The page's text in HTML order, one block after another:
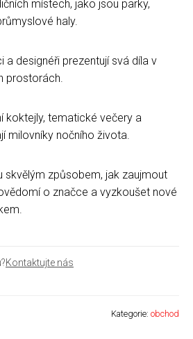
místech, jako jsou parky,
haly.
a designéři prezentují svá díla v
prostorách.
koktejly, tematické večery a
milovníky nočního života.
skvělým způsobem, jak zaujmout
o značce a vyzkoušet nové
Kontaktujte nás
Kategorie: obchod